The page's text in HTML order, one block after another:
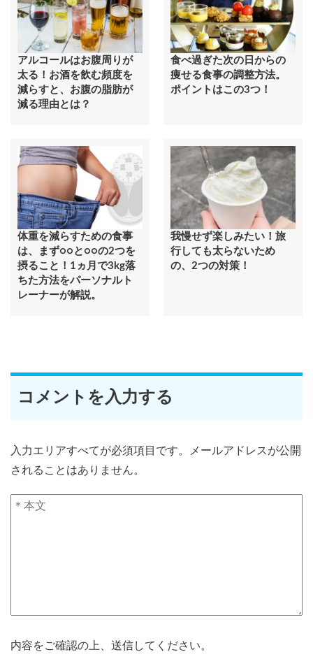
アルコールはお腹周りが
太る！お酒を飲む頻度を
減らすと、お腹の脂肪が
減る理由とは？
食べ過ぎた次の日からの
痩せる食事の調整方法。
ポイントはこの3つ！
体重を減らすための食事
は、まず○○と○○の2つを
摂ること！1ヵ月で3kg落
ちた方法をパーソナルト
レーナーが解説。
我慢せず楽しみたい！旅
行しても太らないため
の、2つの対策！
コメントを入力する
入力エリアすべてが必須項目です。メールアドレスが公開
されることはありません。
内容をご確認の上、送信してください。